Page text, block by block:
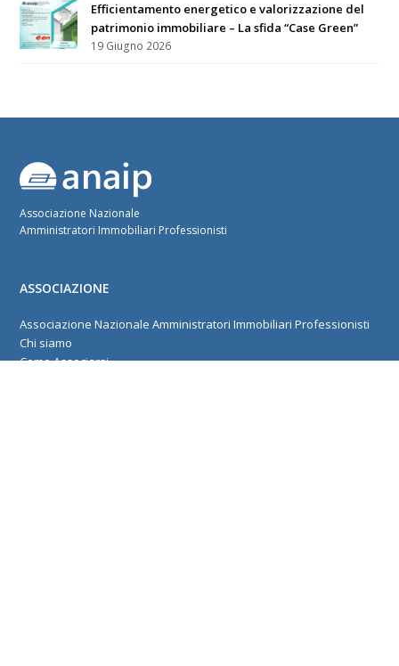
Efficientamento energetico e valorizzazione del
patrimonio immobiliare – La sfida “Case Green”
19 Giugno 2026
Associazione Nazionale
Amministratori Immobiliari Professionisti
ASSOCIAZIONE
Associazione Nazionale Amministratori Immobiliari Professionisti
Chi siamo
Come Associarsi